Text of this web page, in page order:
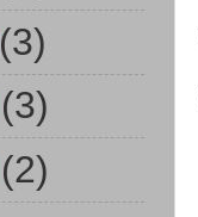
(3)
(3)
(2)